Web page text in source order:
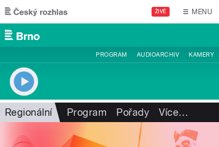
Přejít k hlavnímu obsahu
ŽIVĚ MENU
PROGRAM AUDIOARCHIV KAMERY
Regionální Program Pořady Více…